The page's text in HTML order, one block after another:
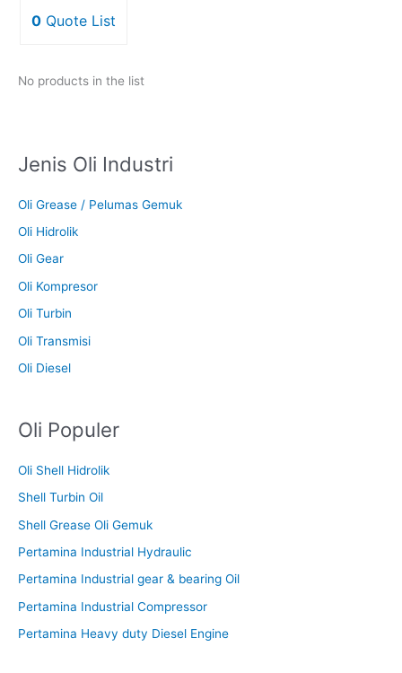
0 Quote List
No products in the list
Jenis Oli Industri
Oli Grease / Pelumas Gemuk
Oli Hidrolik
Oli Gear
Oli Kompresor
Oli Turbin
Oli Transmisi
Oli Diesel
Oli Populer
Oli Shell Hidrolik
Shell Turbin Oil
Shell Grease Oli Gemuk
Pertamina Industrial Hydraulic
Pertamina Industrial gear & bearing Oil
Pertamina Industrial Compressor
Pertamina Heavy duty Diesel Engine